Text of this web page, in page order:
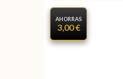
AHORRAS
3,00 €